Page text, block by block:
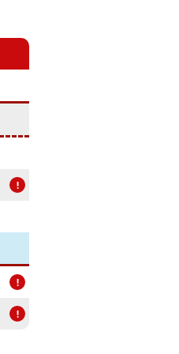
!
!
!